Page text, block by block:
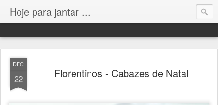
Hoje para jantar ...
DEC
22 Florentinos - Cabazes de Natal